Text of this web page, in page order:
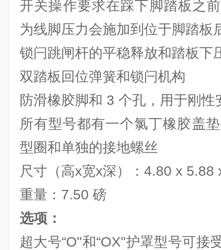
开关操作要求在踩下脚踏板之
为线脚压力会施加到位于脚踏板
锁闩跳闸杆的平稳释放和踏板下
双踏板回位弹簧和锁闩机构
防滑橡胶脚和 3 个孔，用于刚性
所有型号都有一个氯丁橡胶盖
型圈和单独的接地螺丝
尺寸（高x宽x深）：4.80 x 5.88
重量：7.50 磅
选项：
超大号“O"和“OX"护罩型号可接